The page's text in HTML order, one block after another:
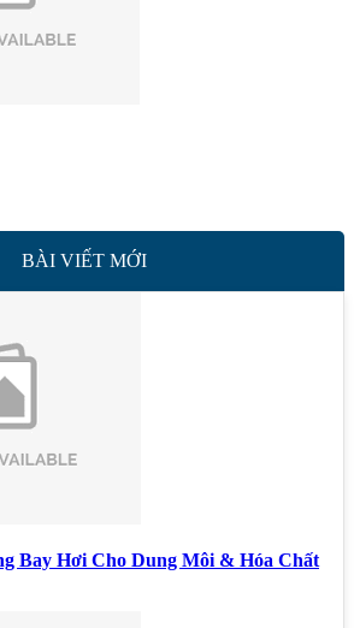
BÀI VIẾT MỚI
Bay Hơi Cho Dung Môi & Hóa Chất